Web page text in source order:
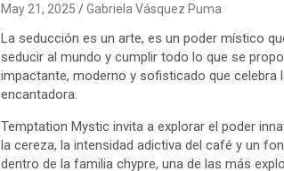
May 21, 2025 Gabriela Vásquez Puma
La seducción es un arte, es un poder místico
seducir al mundo y cumplir todo lo que se
impactante, moderno y sofisticado que
encantadora.
Temptation Mystic invita a explorar el poder
la cereza, la intensidad adictiva del café y un
dentro de la familia chypre, una de las más